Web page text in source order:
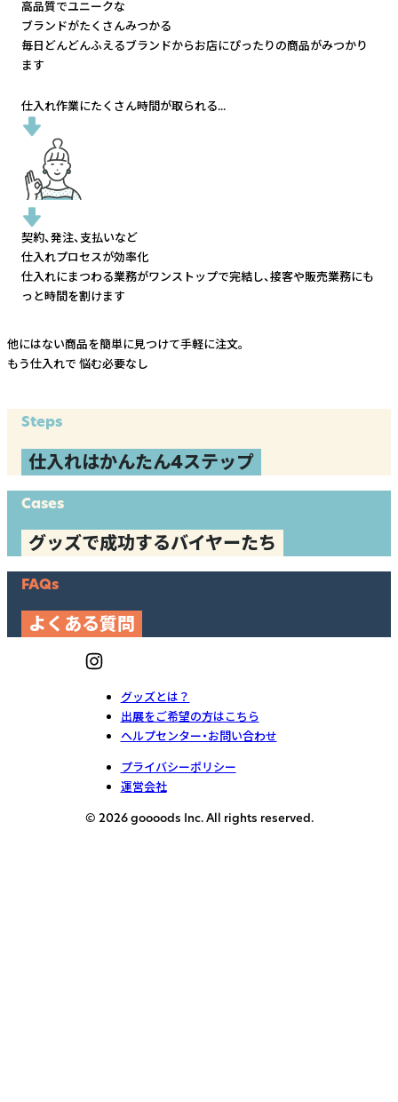
高品質でユニークな
ブランドがたくさんみつかる
毎日どんどんふえるブランドからお店にぴったりの商品がみつかり
ます
仕入れ作業にたくさん時間が取られる...
契約、発注、支払いなど
仕入れプロセスが効率化
仕入れにまつわる業務がワンストップで完結し、接客や販売業務にも
っと時間を割けます
他にはない商品を簡単に見つけて手軽に注文。
もう仕入れで 悩む必要なし
Steps
仕入れはかんたん4ステップ
Cases
グッズで成功するバイヤーたち
FAQs
よくある質問
グッズとは？
出展をご希望の方はこちら
ヘルプセンター・お問い合わせ
プライバシーポリシー
運営会社
© 2026 goooods Inc. All rights reserved.